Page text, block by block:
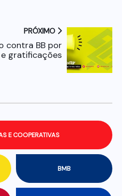
PRÓXIMO
contra BB por
gratificações
BMB
E COOPERATIVAS